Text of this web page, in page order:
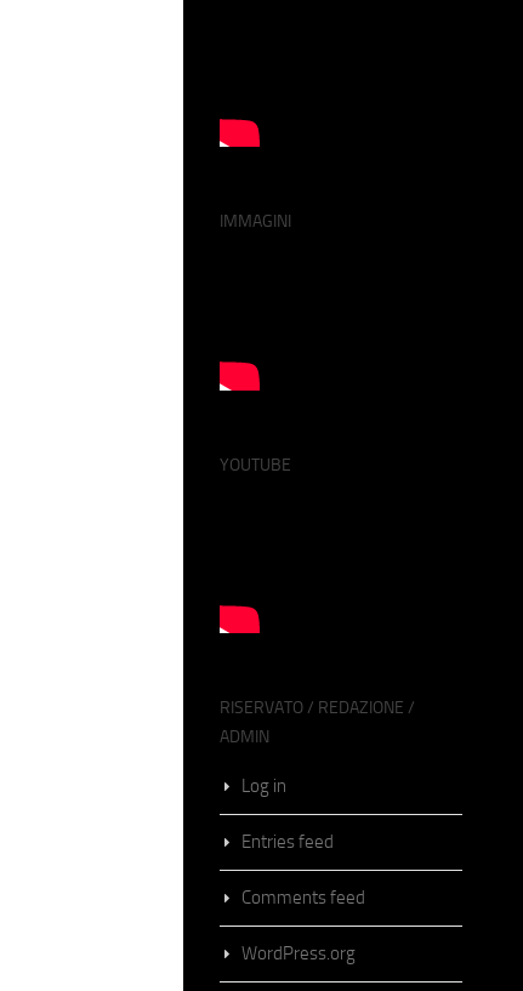
IMMAGINI
YOUTUBE
RISERVATO / REDAZIONE /
ADMIN
Log in
Entries feed
Comments feed
WordPress.org